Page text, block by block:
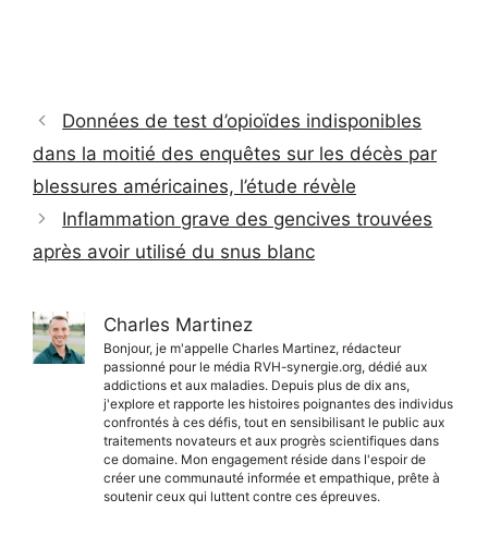
Données de test d’opioïdes indisponibles
dans la moitié des enquêtes sur les décès par
blessures américaines, l’étude révèle
Inflammation grave des gencives trouvées
après avoir utilisé du snus blanc
Charles Martinez
Bonjour, je m'appelle Charles Martinez, rédacteur
passionné pour le média RVH-synergie.org, dédié aux
addictions et aux maladies. Depuis plus de dix ans,
j'explore et rapporte les histoires poignantes des individus
confrontés à ces défis, tout en sensibilisant le public aux
traitements novateurs et aux progrès scientifiques dans
ce domaine. Mon engagement réside dans l'espoir de
créer une communauté informée et empathique, prête à
soutenir ceux qui luttent contre ces épreuves.